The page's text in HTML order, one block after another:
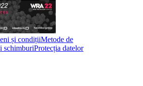
și condițiiMetode de
schimburiProtecția datelor